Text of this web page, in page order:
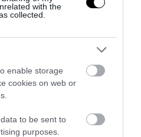
with the
collected.
enable storage
cookies on web or
to be sent to
purposes.